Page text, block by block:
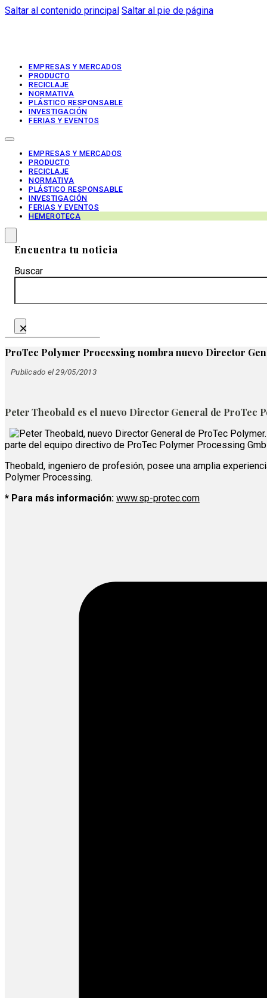
Saltar al contenido principal Saltar al pie de página
EMPRESAS Y MERCADOS
PRODUCTO
RECICLAJE
NORMATIVA
PLÁSTICO RESPONSABLE
INVESTIGACIÓN
FERIAS Y EVENTOS
EMPRESAS Y MERCADOS
PRODUCTO
RECICLAJE
NORMATIVA
PLÁSTICO RESPONSABLE
INVESTIGACIÓN
FERIAS Y EVENTOS
HEMEROTECA
Encuentra tu noticia
Buscar
×
ProTec Polymer Processing nombra nuevo Director
Publicado el 29/05/2013
Peter Theobald es el nuevo Director General de ProTec
parte del equipo directivo de ProTec Polymer Processing
Theobald, ingeniero de profesión, posee una amplia
Polymer Processing.
* Para más información: www.sp-protec.com